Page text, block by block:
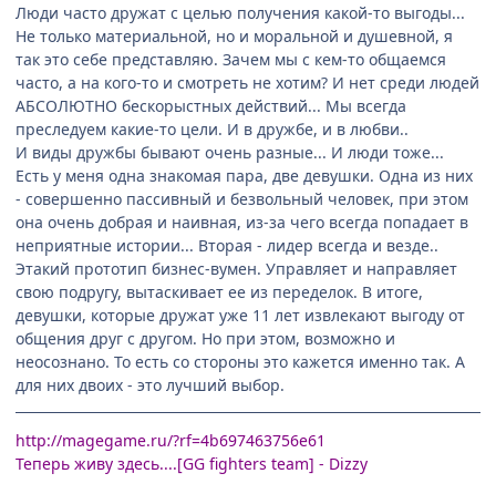
Люди часто дружат с целью получения какой-то выгоды...
Не только материальной, но и моральной и душевной, я
так это себе представляю. Зачем мы с кем-то общаемся
часто, а на кого-то и смотреть не хотим? И нет среди людей
АБСОЛЮТНО бескорыстных действий... Мы всегда
преследуем какие-то цели. И в дружбе, и в любви..
И виды дружбы бывают очень разные... И люди тоже...
Есть у меня одна знакомая пара, две девушки. Одна из них
- совершенно пассивный и безвольный человек, при этом
она очень добрая и наивная, из-за чего всегда попадает в
неприятные истории... Вторая - лидер всегда и везде..
Этакий прототип бизнес-вумен. Управляет и направляет
свою подругу, вытаскивает ее из переделок. В итоге,
девушки, которые дружат уже 11 лет извлекают выгоду от
общения друг с другом. Но при этом, возможно и
неосознано. То есть со стороны это кажется именно так. А
для них двоих - это лучший выбор.
http://magegame.ru/?rf=4b697463756e61
Теперь живу здесь....[GG fighters team] - Dizzy